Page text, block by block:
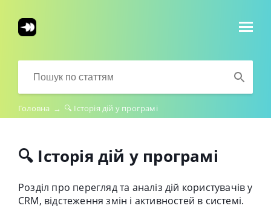
Головна → 🔍 Історія дій у програмі
🔍 Історія дій у програмі
Розділ про перегляд та аналіз дій користувачів у
CRM, відстеження змін і активностей в системі.